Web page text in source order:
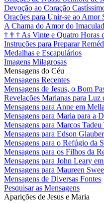
Devoção ao Coração
Orações para Unir-se ao Amor
A Chama do Amor do
† † † As Vinte e Quatro Horas
Instruções para Preparar
Medalhas e Escapulários
Imagens Milagrosas
Mensagens do Céu
Mensagens Recentes
Mensagens de Jesus, o Bom
Revelações Marianas para Luz
Mensagens para Anne em
Mensagens para Maria para a
Mensagens para Marcos
Mensagens para Edson
Mensagens para o Refúgio da
Mensagens para os Filhos da
Mensagens para John Leary
Mensagens para Maureen
Mensagens de Diversas Fontes
Pesquisar as Mensagens
Aparições de Jesus e Maria